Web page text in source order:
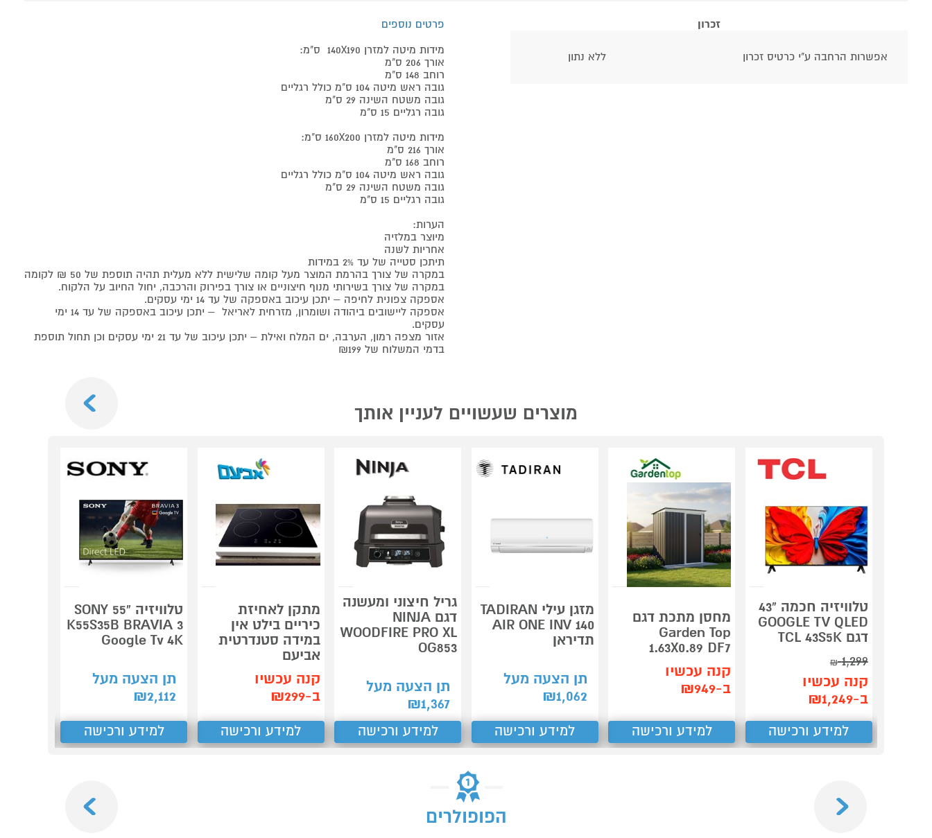
זכרון
אפשרות הרחבה ע"י כרטיס זכרון ללא נתון
פרטים נוספים
מידות מיטה למזרן 140X190 ס"מ:
אורך 206 ס"מ
רוחב 148 ס"מ
גובה ראש מיטה 104 ס"מ כולל רגליים
גובה משטח השינה 29 ס"מ
גובה רגליים 15 ס"מ
מידות מיטה למזרן 160X200 ס"מ:
אורך 216 ס"מ
רוחב 168 ס"מ
גובה ראש מיטה 104 ס"מ כולל רגליים
גובה משטח השינה 29 ס"מ
גובה רגליים 15 ס"מ
הערות:
מיוצר במלזיה
אחריות לשנה
תיתכן סטייה של עד 2% במידות
במקרה של צורך בהרמת המוצר מעל קומה שלישית ללא מעלית תהיה תוספת של 50 ₪ לקומה
במקרה של צורך בשירותי מנוף חיצוניים או צורך בפירוק והרכבה, יחול החיוב על הלקוח.
אספקה צפונית לחיפה – יתכן עיכוב באספקה של עד 14 ימי עסקים.
אספקה ליישובים ביהודה ושומרון, מזרחית לאריאל – יתכן עיכוב באספקה של עד 14 ימי
עסקים.
אזור מצפה רמון, הערבה, ים המלח ואילת – יתכן עיכוב של עד 21 ימי עסקים וכן תחול תוספת
בדמי המשלוח של ₪199
מוצרים שעשויים לעניין אותך
טלוויזיה חכמה "43
GOOGLE TV QLED
דגם TCL 43S5K
1,299
₪
קנה עכשיו
ב-₪1,249
למידע ורכישה
מחסן מתכת דגם
Garden Top
1.63X0.89 DF7
קנה עכשיו
ב-₪949
למידע ורכישה
מזגן עילי TADIRAN
AIR ONE INV 140
תדיראן
תן הצעה מעל
1,062
₪
למידע ורכישה
גריל חיצוני ומעשנה
דגם NINJA
WOODFIRE PRO XL
OG853
תן הצעה מעל
1,367
₪
למידע ורכישה
מתקן לאחיזת
כיריים בילט אין
במידה סטנדרטית
אביעם
קנה עכשיו
ב-₪299
למידע ורכישה
טלוויזיה "55 SONY
K55S35B BRAVIA 3
Google Tv 4K
תן הצעה מעל
2,112
₪
למידע ורכישה
הפופולרים